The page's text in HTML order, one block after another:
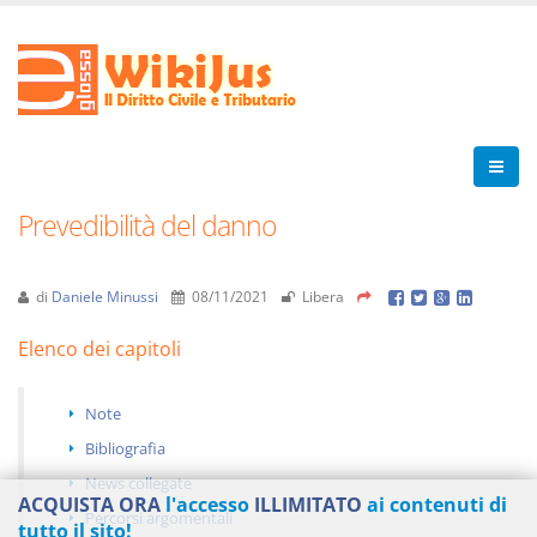
Prevedibilità del danno
di Daniele Minussi 08/11/2021 Libera
Elenco dei capitoli
Note
Bibliografia
News collegate
Percorsi argomentali
ACQUISTA ORA l'accesso ILLIMITATO ai contenuti di
tutto il sito!